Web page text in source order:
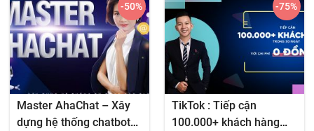
Master AhaChat – Xây
dựng hệ thống chatbot
-50%
TikTok : Tiếp cận
100.000+ khách hàng
-75%